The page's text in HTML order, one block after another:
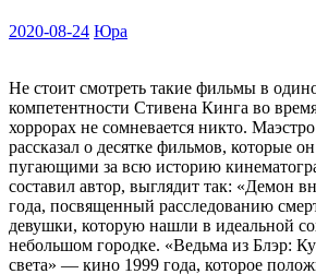
2020-08-24 Юра
Не стоит смотреть такие фильмы в
компетентности Стивена Кинга во
хоррорах не сомневается никто.
рассказал о десятке фильмов, которые
пугающими за всю историю
составил автор, выглядит так: «Демон
года, посвященный расследованию
девушки, которую нашли в идеальной
небольшом городке. «Ведьма из Блэр:
света» — кино 1999 года, которое